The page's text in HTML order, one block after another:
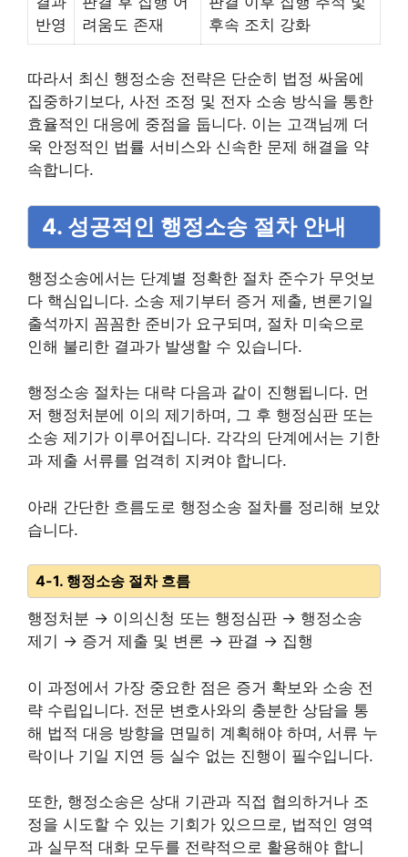
반영
려움도 존재
후속 조치 강화
따라서 최신 행정소송 전략은 단순히 법정 싸움에
집중하기보다, 사전 조정 및 전자 소송 방식을 통한
효율적인 대응에 중점을 둡니다. 이는 고객님께 더
욱 안정적인 법률 서비스와 신속한 문제 해결을 약
속합니다.
4. 성공적인 행정소송 절차 안내
행정소송에서는 단계별 정확한 절차 준수가 무엇보
다 핵심입니다. 소송 제기부터 증거 제출, 변론기일
출석까지 꼼꼼한 준비가 요구되며, 절차 미숙으로
인해 불리한 결과가 발생할 수 있습니다.
행정소송 절차는 대략 다음과 같이 진행됩니다. 먼
저 행정처분에 이의 제기하며, 그 후 행정심판 또는
소송 제기가 이루어집니다. 각각의 단계에서는 기한
과 제출 서류를 엄격히 지켜야 합니다.
아래 간단한 흐름도로 행정소송 절차를 정리해 보았
습니다.
4-1. 행정소송 절차 흐름
행정처분 → 이의신청 또는 행정심판 → 행정소송
제기 → 증거 제출 및 변론 → 판결 → 집행
이 과정에서 가장 중요한 점은 증거 확보와 소송 전
략 수립입니다. 전문 변호사와의 충분한 상담을 통
해 법적 대응 방향을 면밀히 계획해야 하며, 서류 누
락이나 기일 지연 등 실수 없는 진행이 필수입니다.
또한, 행정소송은 상대 기관과 직접 협의하거나 조
정을 시도할 수 있는 기회가 있으므로, 법적인 영역
과 실무적 대화 모두를 전략적으로 활용해야 합니